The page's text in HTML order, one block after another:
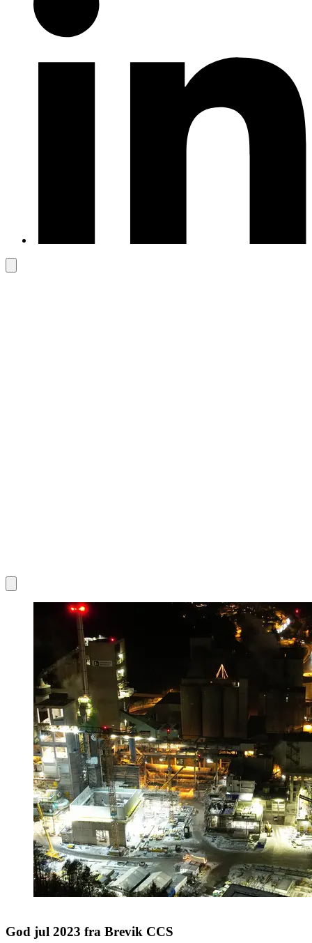
God jul 2023 fra Brevik CCS